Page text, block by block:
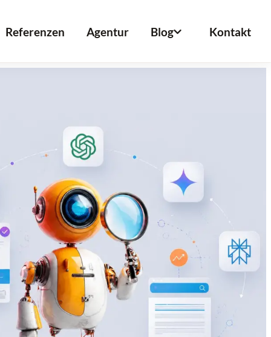
Referenzen Agentur Blog Kontakt